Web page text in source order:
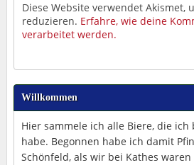
Diese Website verwendet Akismet,
reduzieren. Erfahre, wie deine
verarbeitet werden.
Willkommen
Hier sammele ich alle Biere, die
habe. Begonnen habe ich damit
Schönfeld, als wir bei Kathes